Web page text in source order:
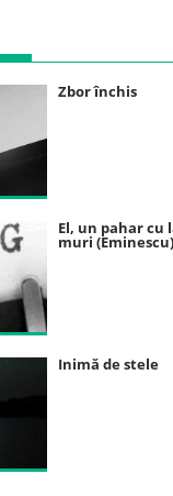
Zbor închis
El, un pahar cu
muri (Eminescu)
Inimă de stele